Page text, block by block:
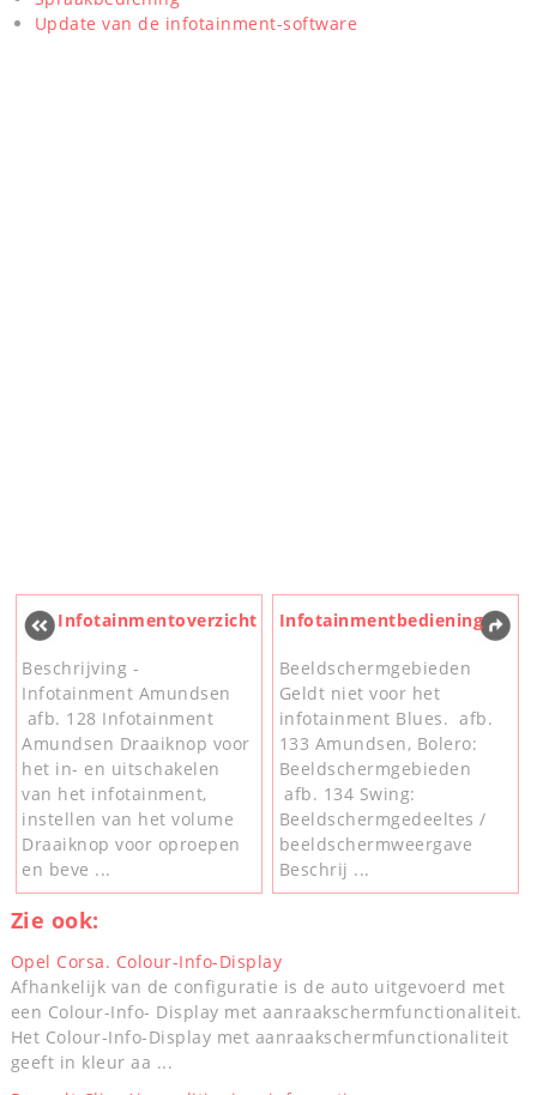
Update van de infotainment-software
Infotainmentoverzicht
Beschrijving -
Infotainment Amundsen
afb. 128 Infotainment
Amundsen Draaiknop voor
het in- en uitschakelen
van het infotainment,
instellen van het volume
Draaiknop voor oproepen
en beve ...
Infotainmentbediening
Beeldschermgebieden
Geldt niet voor het
infotainment Blues. afb.
133 Amundsen, Bolero:
Beeldschermgebieden
afb. 134 Swing:
Beeldschermgedeeltes /
beeldschermweergave
Beschrij ...
Zie ook:
Opel Corsa. Colour-Info-Display
Afhankelijk van de configuratie is de auto uitgevoerd met
een Colour-Info- Display met aanraakschermfunctionaliteit.
Het Colour-Info-Display met aanraakschermfunctionaliteit
geeft in kleur aa ...